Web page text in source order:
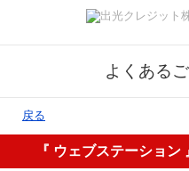
よくある
戻る
『 ウェブステーション